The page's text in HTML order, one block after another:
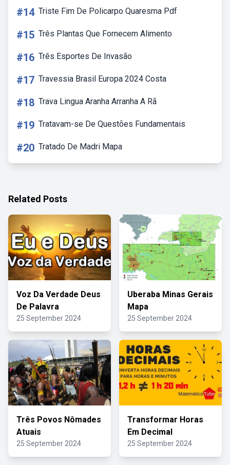
#14 Triste Fim De Policarpo Quaresma Pdf
#15 Três Plantas Que Fornecem Alimento
#16 Três Esportes De Invasão
#17 Travessia Brasil Europa 2024 Costa
#18 Trava Lingua Aranha Arranha A Rã
#19 Tratavam-se De Questões Fundamentais
#20 Tratado De Madri Mapa
Related Posts
Voz Da Verdade Deus
De Palavra
25 September 2024
Uberaba Minas Gerais
Mapa
25 September 2024
Três Povos Nômades
Atuais
25 September 2024
Transformar Horas
Em Decimal
25 September 2024